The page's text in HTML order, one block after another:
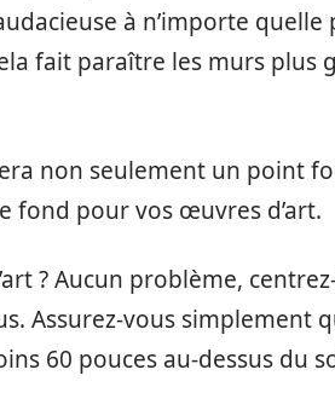
à n’importe quelle
fait paraître les murs plus
non seulement un point
fond pour vos œuvres d’art.
? Aucun problème,
Assurez-vous simplement
60 pouces au-dessus du